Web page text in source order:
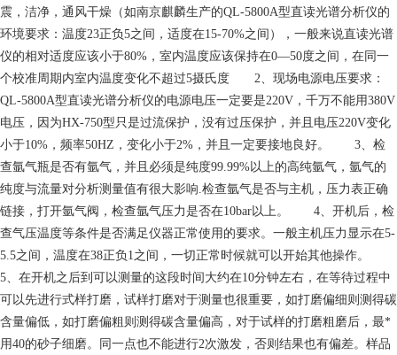
震，洁净，通风干燥（如南京麒麟生产的QL-5800A型直读光谱分析仪的
环境要求：温度23正负5之间，适度在15-70%之间），一般来说直读光谱
仪的相对适度应该小于80%，室内温度应该保持在0—50度之间，在同一
个校准周期内室内温度变化不超过5摄氏度 2、现场电源电压要求：
QL-5800A型直读光谱分析仪的电源电压一定要是220V，千万不能用380V
电压，因为HX-750型只是过流保护，没有过压保护，并且电压220V变化
小于10%，频率50HZ，变化小于2%，并且一定要接地良好。 3、检
查氩气瓶是否有氩气，并且必须是纯度99.99%以上的高纯氩气，氩气的
纯度与流量对分析测量值有很大影响.检查氩气是否与主机，压力表正确
链接，打开氩气阀，检查氩气压力是否在10bar以上。 4、开机后，检
查气压温度等条件是否满足仪器正常使用的要求。一般主机压力显示在5-
5.5之间，温度在38正负1之间，一切正常时候就可以开始其他操作。
5、在开机之后到可以测量的这段时间大约在10分钟左右，在等待过程中
可以先进行式样打磨，试样打磨对于测量也很重要，如打磨偏细则测得碳
含量偏低，如打磨偏粗则测得碳含量偏高，对于试样的打磨粗磨后，最*
用40的砂子细磨。同一点也不能进行2次激发，否则结果也有偏差。样品